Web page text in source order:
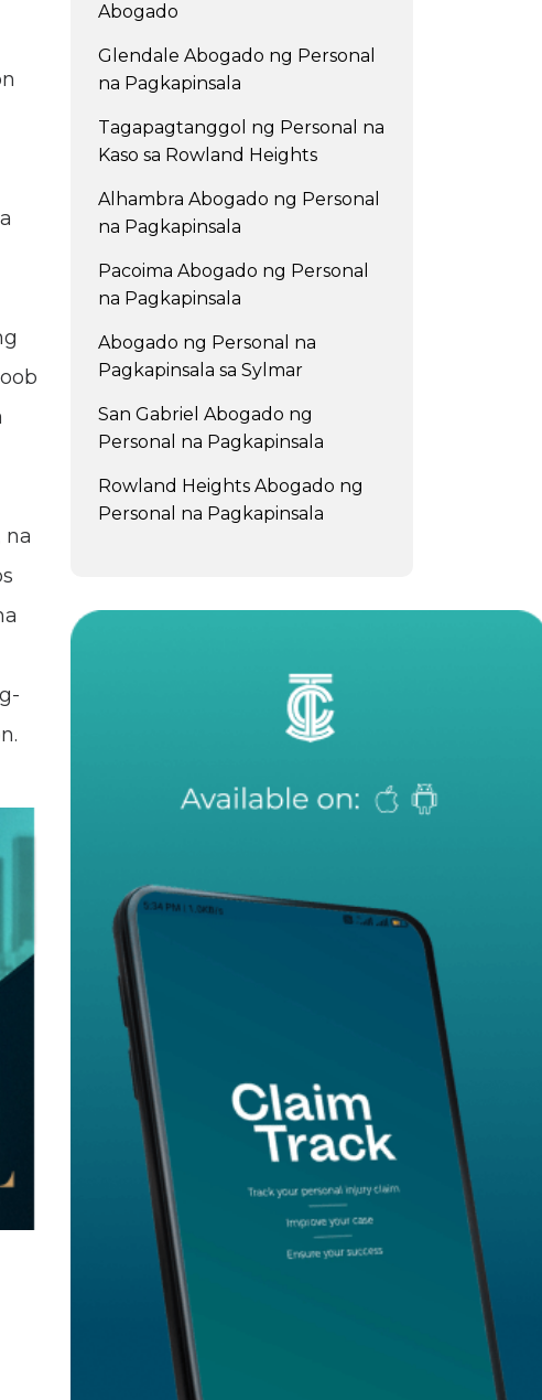
na
Abogado
Glendale Abogado ng Personal
na Pagkapinsala
Tagapagtanggol ng Personal na
Kaso sa Rowland Heights
Alhambra Abogado ng Personal
na Pagkapinsala
Pacoima Abogado ng Personal
na Pagkapinsala
Abogado ng Personal na
Pagkapinsala sa Sylmar
San Gabriel Abogado ng
Personal na Pagkapinsala
Rowland Heights Abogado ng
Personal na Pagkapinsala